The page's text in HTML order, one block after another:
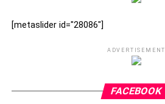
[metaslider id="28086"]
ADVERTISEMENT
FACEBOOK